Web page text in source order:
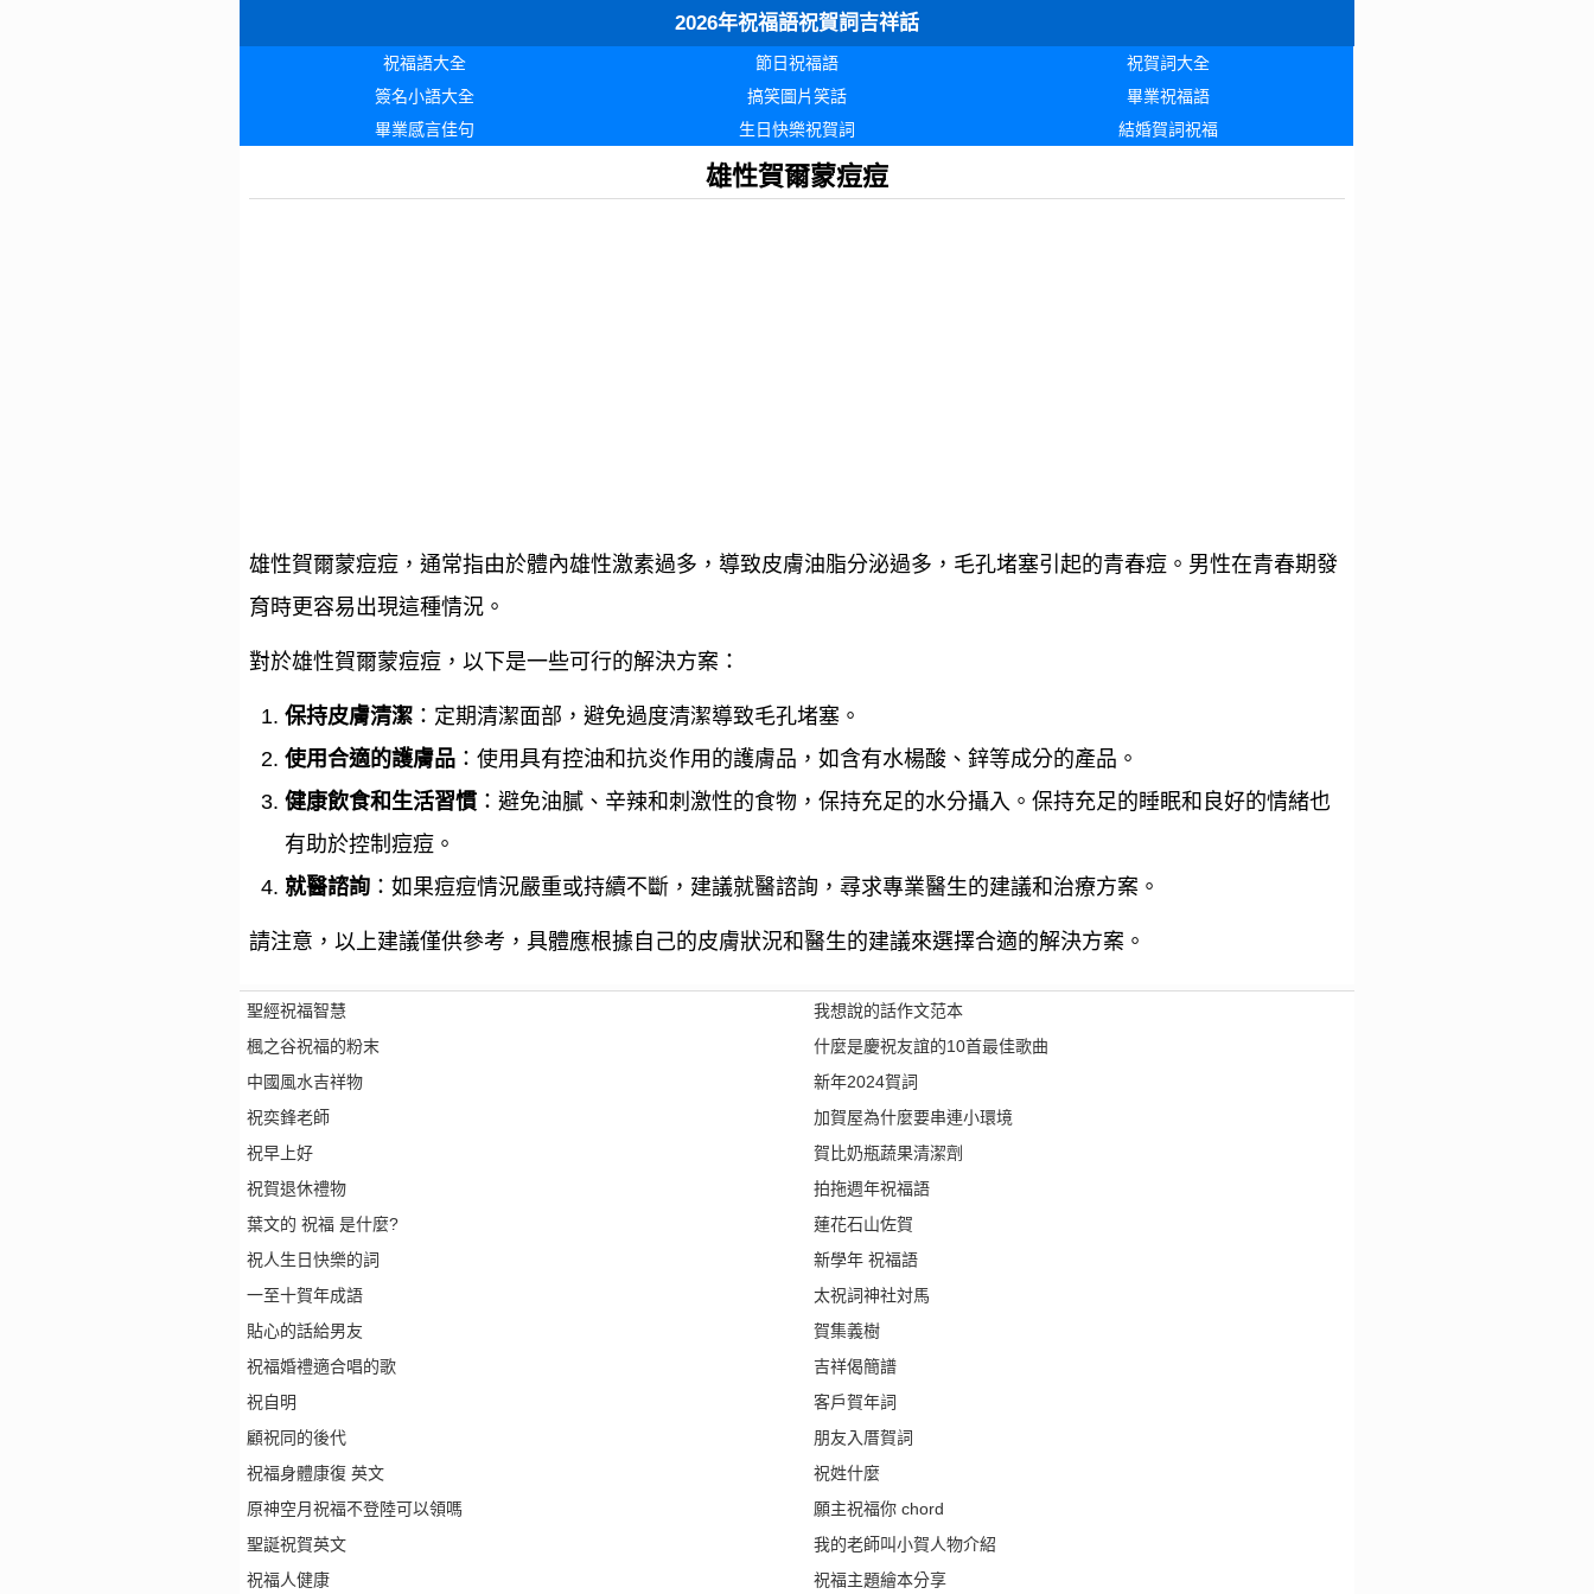
2026年祝福語祝賀詞吉祥話
祝福語大全 節日祝福語
祝賀詞大全
簽名小語大全
搞笑圖片笑話
畢業祝福語
畢業感言佳句
生日快樂祝賀詞 結婚賀詞祝福
雄性賀爾蒙痘痘
雄性賀爾蒙痘痘，通常指由於體內雄性激素過多，導致皮膚油脂分泌過多，毛孔堵塞引起的青春痘。男性在青春期發
育時更容易出現這種情況。
對於雄性賀爾蒙痘痘，以下是一些可行的解決方案：
保持皮膚清潔：定期清潔面部，避免過度清潔導致毛孔堵塞。
使用合適的護膚品：使用具有控油和抗炎作用的護膚品，如含有水楊酸、鋅等成分的產品。
健康飲食和生活習慣：避免油膩、辛辣和刺激性的食物，保持充足的水分攝入。保持充足的睡眠和良好的情緒也
有助於控制痘痘。
就醫諮詢：如果痘痘情況嚴重或持續不斷，建議就醫諮詢，尋求專業醫生的建議和治療方案。
請注意，以上建議僅供參考，具體應根據自己的皮膚狀況和醫生的建議來選擇合適的解決方案。
聖經祝福智慧
楓之谷祝福的粉末
中國風水吉祥物
祝奕鋒老師
祝早上好
祝賀退休禮物
葉文的 祝福 是什麼?
祝人生日快樂的詞
一至十賀年成語
貼心的話給男友
祝福婚禮適合唱的歌
祝自明
顧祝同的後代
祝福身體康復 英文
原神空月祝福不登陸可以領嗎
聖誕祝賀英文
祝福人健康
我想說的話作文范本
什麼是慶祝友誼的10首最佳歌曲
新年2024賀詞
加賀屋為什麼要串連小環境
賀比奶瓶蔬果清潔劑
拍拖週年祝福語
蓮花石山佐賀
新學年 祝福語
太祝詞神社対馬
賀集義樹
吉祥偈簡譜
客戶賀年詞
朋友入厝賀詞
祝姓什麼
願主祝福你 chord
我的老師叫小賀人物介紹
祝福主題繪本分享